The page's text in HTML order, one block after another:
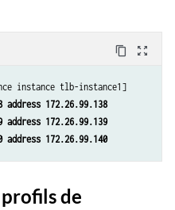
content_copy zoom_out_map
instance tlb-instance1]
172.26.99.138
172.26.99.139
172.26.99.140
de